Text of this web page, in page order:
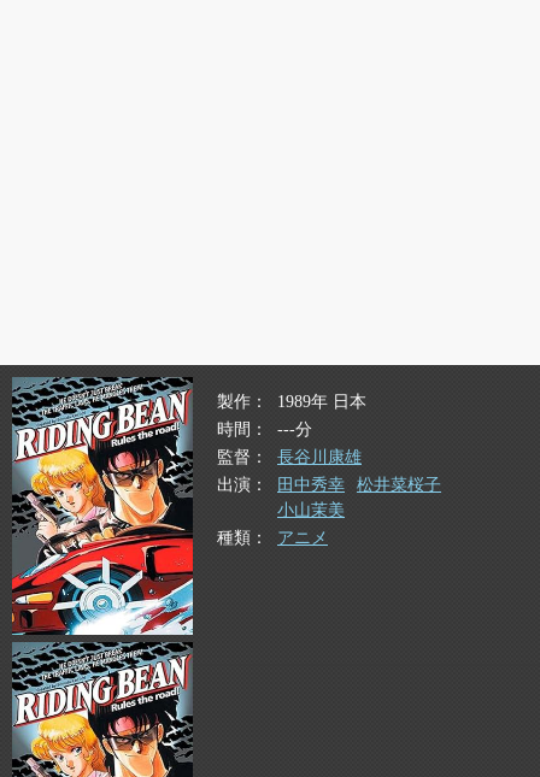
製作
1989年 日本
時間
---分
監督
長谷川康雄
出演
田中秀幸
松井菜桜子
小山茉美
種類
アニメ